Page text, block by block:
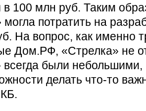
в 100 млн руб. Таким
потратить на
На вопрос, как именно
Дом.РФ, «Стрелка» не
всегда были
делать что-то